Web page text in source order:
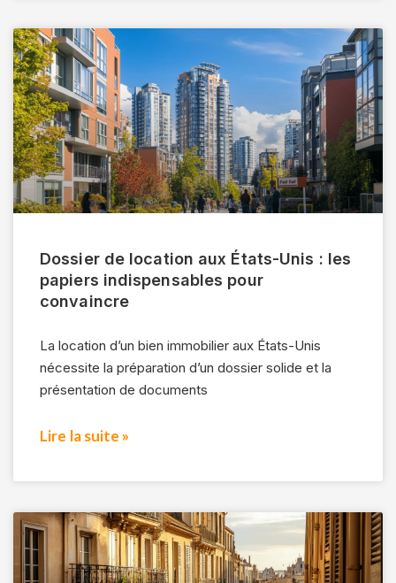
Dossier de location aux États-Unis : les
papiers indispensables pour
convaincre
La location d’un bien immobilier aux États-Unis
nécessite la préparation d’un dossier solide et la
présentation de documents
Lire la suite »